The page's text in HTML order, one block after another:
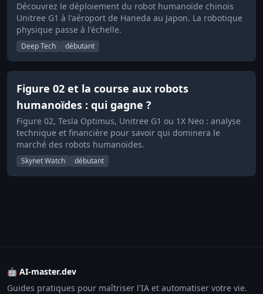
Découvrez le déploiement du robot humanoïde chinois
Unitree G1 à l'aéroport de Haneda au Japon. La robotique
physique passe à l'échelle.
Deep Tech débutant
Figure 02 et la course aux robots
humanoïdes : qui gagne ?
Figure 02, Tesla Optimus, Unitree G1 ou 1X Neo : analyse
technique et financière pour savoir qui dominera le
marché des robots humanoïdes.
Skynet Watch débutant
🤖 AI-master.dev
Guides pratiques pour maîtriser l'IA et automatiser votre vie.